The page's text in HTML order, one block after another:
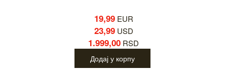
19,99EUR
23,99USD
1.999,00 RSD
Додај у корпу